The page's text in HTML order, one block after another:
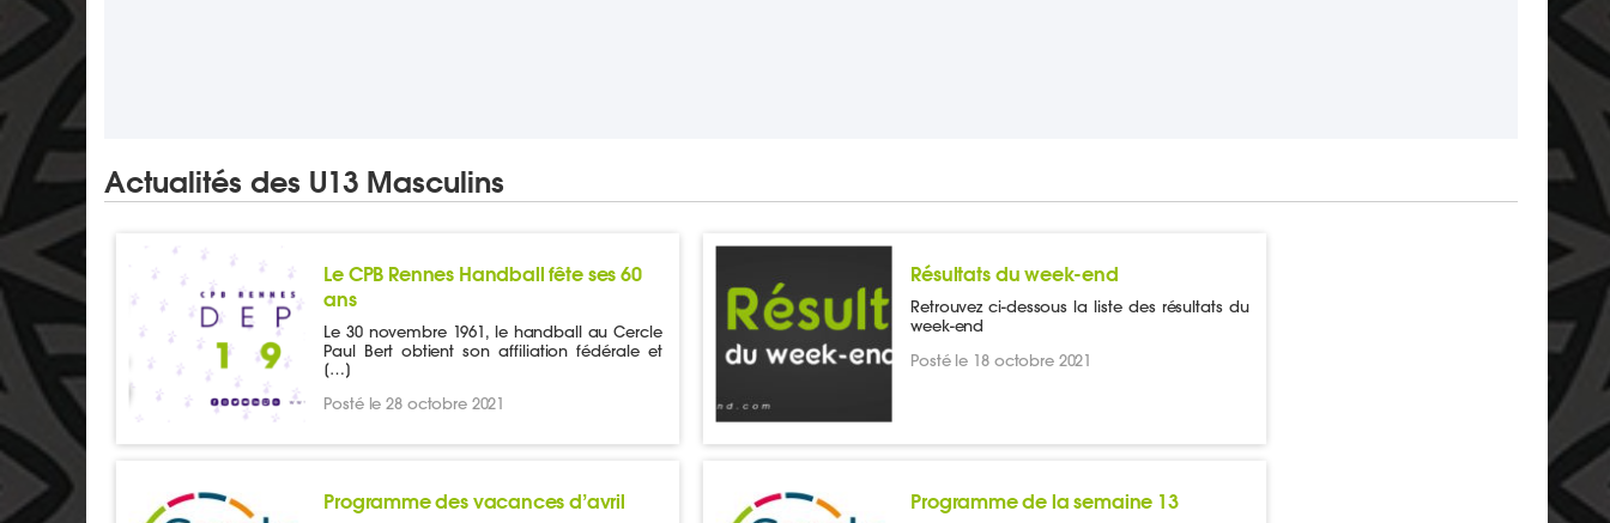
Actualités des U13 Masculins
Le CPB Rennes Handball fête ses 60
ans
Le 30 novembre 1961, le handball au Cercle
Paul Bert obtient son affiliation fédérale et
[…]
Posté le 28 octobre 2021
Résultats du week-end
Retrouvez ci-dessous la liste des résultats du
week-end
Posté le 18 octobre 2021
Programme des vacances d’avril Programme de la semaine 13